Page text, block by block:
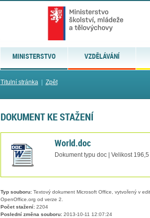
MINISTERSTVO VZDĚLÁVÁNÍ
Titulní stránka| Zpět
DOKUMENT KE STAŽENÍ
World.doc
Dokument typu doc | Velikost 196,5
Typ souboru:Textový dokument Microsoft Office, vytvořený v
OpenOffice.org od verze 2.
Počet stažení:2204
Poslední změna souboru:2013-10-11 12:07:24